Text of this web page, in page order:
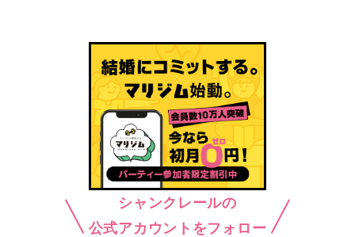
シャンクレールの
公式アカウントをフォロー